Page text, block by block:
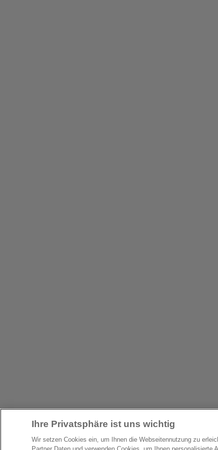
Ihre Privatsphäre ist uns wichtig
Wir setzen Cookies ein, um Ihnen die Webseitennutzung zu